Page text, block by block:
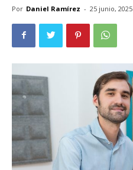
Por Daniel Ramírez - 25 junio, 2025